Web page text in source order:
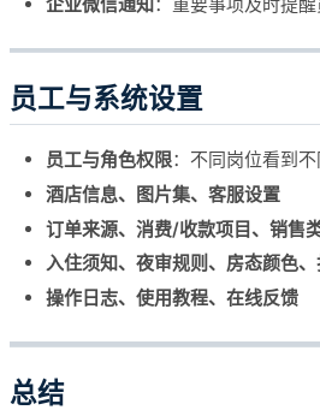
员工与系统设置
员工与角色权限：不同岗位看到
酒店信息、图片集、客服设置
订单来源、消费/收款项目、销售
入住须知、夜审规则、房态颜色
操作日志、使用教程、在线反馈
总结